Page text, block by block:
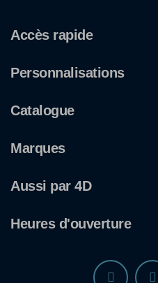
Accès rapide
Personnalisations
Catalogue
Marques
Aussi par 4D
Heures d'ouverture